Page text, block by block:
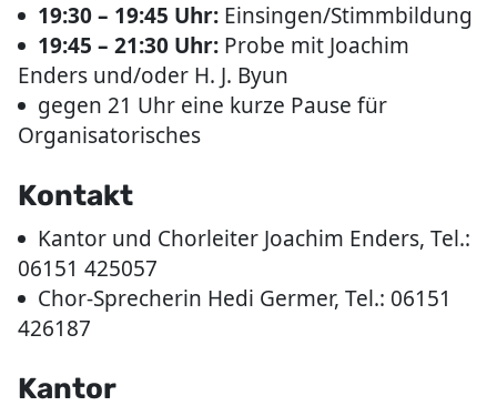
19:30 – 19:45 Uhr: Einsingen/Stimmbildung
19:45 – 21:30 Uhr: Probe mit Joachim
Enders und/oder H. J. Byun
gegen 21 Uhr eine kurze Pause für
Organisatorisches
Kontakt
Kantor und Chorleiter Joachim Enders, Tel.:
06151 425057
Chor-Sprecherin Hedi Germer, Tel.: 06151
426187
Kantor